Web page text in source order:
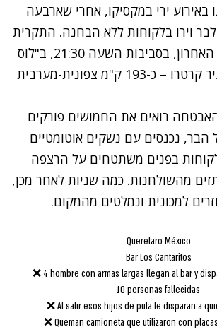
באירוע ירי במקסיקו, אחרי שארבעה
וירו בלקוחות ללא הבחנה. התקרית
אירעה ביום שבת האחרון, בסביבות השעה 21:30, ב"לוס
קנטריטוס בר" בעיר קרטרו – כ-193 ק"מ צפונית-מערבית
רואים את החמושים פורקים
הבר, נכנסים עם נשקים אוטומטיים
בפנים משתטחים על הרצפה
מהשולחנות. כמה שניות לאחר מכן,
למכונית ונמלטים מהמקום.
Queretaro México
Bar Los Cantaritos
❌ 4 hombre con armas largas llegan al bar y
10 personas fallecidas
❌ Al salir esos hijos de puta le disparan a
❌ Queman camioneta que utilizaron con